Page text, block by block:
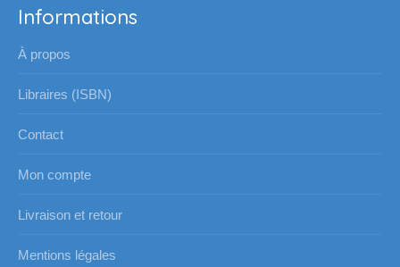
Informations
À propos
Libraires (ISBN)
Contact
Mon compte
Livraison et retour
Mentions légales